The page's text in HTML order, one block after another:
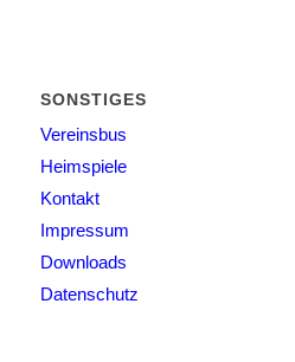
SONSTIGES
Vereinsbus
Heimspiele
Kontakt
Impressum
Downloads
Datenschutz